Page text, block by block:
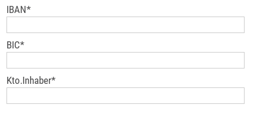
IBAN*
BIC*
Kto.Inhaber*